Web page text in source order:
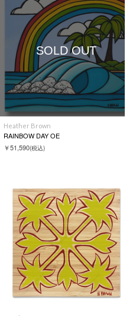
SOLD OUT
Heather Brown
RAINBOW DAY OE
￥51,590(税込)